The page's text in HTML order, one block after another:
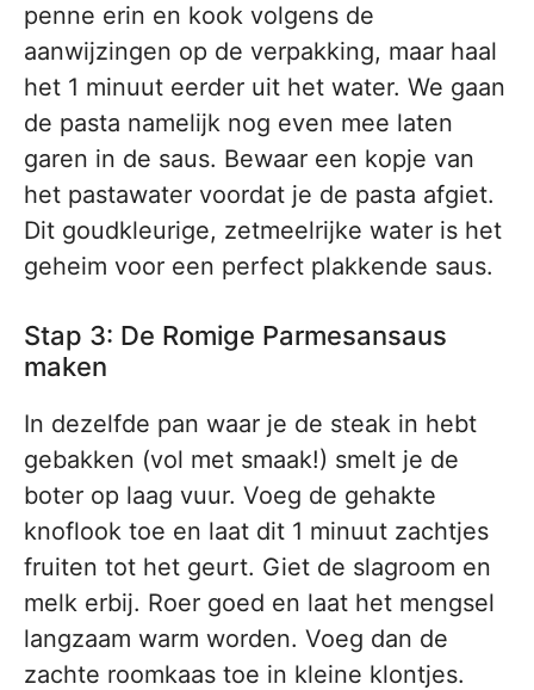
penne erin en kook volgens de
aanwijzingen op de verpakking, maar haal
het 1 minuut eerder uit het water. We gaan
de pasta namelijk nog even mee laten
garen in de saus. Bewaar een kopje van
het pastawater voordat je de pasta afgiet.
Dit goudkleurige, zetmeelrijke water is het
geheim voor een perfect plakkende saus.
Stap 3: De Romige Parmesansaus
maken
In dezelfde pan waar je de steak in hebt
gebakken (vol met smaak!) smelt je de
boter op laag vuur. Voeg de gehakte
knoflook toe en laat dit 1 minuut zachtjes
fruiten tot het geurt. Giet de slagroom en
melk erbij. Roer goed en laat het mengsel
langzaam warm worden. Voeg dan de
zachte roomkaas toe in kleine klontjes.